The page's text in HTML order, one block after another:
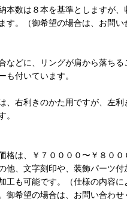
本数は８本を基準としますが
す。（御希望の場合は、お問い
などに、リングが肩から落ち
も付いています。
、右利きのかた用ですが、左
。
格は、￥７００００〜￥８０
他、文字刻印や、装飾パーツ
工も可能です。（仕様の内容
御希望の場合は、お問い合わせ